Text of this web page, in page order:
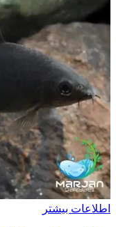
اطلاعات بیشتر